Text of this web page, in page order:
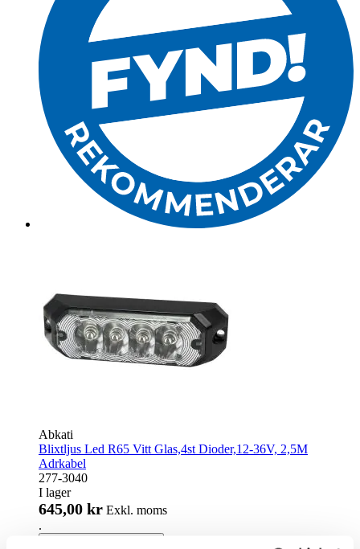
Abkati
Blixtljus Led R65 Vitt Glas,4st Dioder,12-36V, 2,5M
Adrkabel
277-3040
I lager
645,00 kr Exkl. moms
.